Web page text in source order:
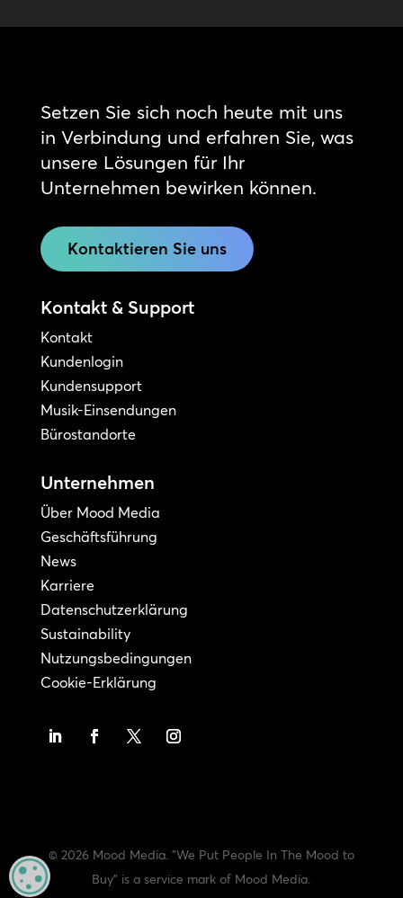
Setzen Sie sich noch heute mit uns
in Verbindung und erfahren Sie, was
unsere Lösungen für Ihr
Unternehmen bewirken können.
Kontaktieren Sie uns
Kontakt & Support
Kontakt
Kundenlogin
Kundensupport
Musik-Einsendungen
Bürostandorte
Unternehmen
Über Mood Media
Geschäftsführung
News
Karriere
Datenschutzerklärung
Sustainability
Nutzungsbedingungen
Cookie-Erklärung
© 2026 Mood Media. "We Put People In The Mood to
Buy" is a service mark of Mood Media.
MANAGE PRIVACY